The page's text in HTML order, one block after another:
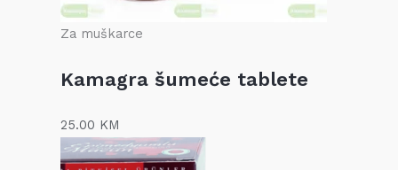
Za muškarce
Kamagra šumeće tablete
25.00 KM